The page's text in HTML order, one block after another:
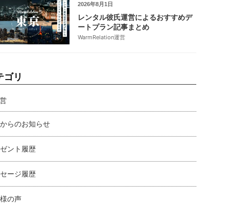
2026年8月1日
レンタル彼氏運営によるおすすめデ
ートプラン記事まとめ
WarmRelation運営
ゴリ
らのお知らせ
ント履歴
ージ履歴
の声